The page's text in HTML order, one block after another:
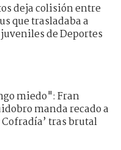
deja colisión entre
que trasladaba a
de Deportes
miedo": Fran
manda recado a
Cofradía’ tras brutal